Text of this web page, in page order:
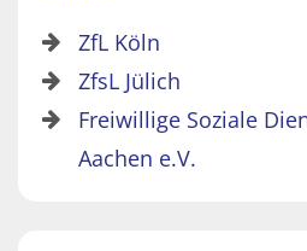
ZfL Köln
ZfsL Jülich
Freiwillige Soziale
Aachen e.V.